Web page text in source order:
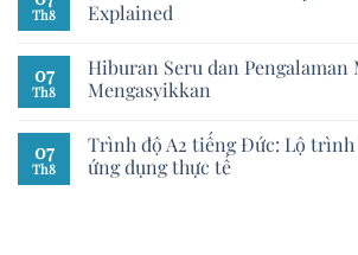
Th8
Explained
07
Th8
Hiburan Seru dan
Mengasyikkan
07
Th8
Trình độ A2 tiếng Đức: Lộ trình
ứng dụng thực tế